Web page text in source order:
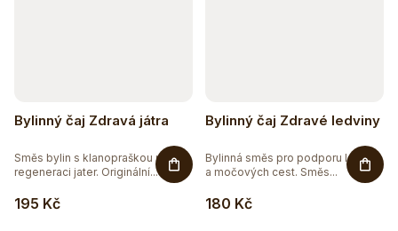
Bylinný čaj Zdravá játra
195 Kč
Směs bylin s klanopraškou pro
regeneraci jater. Originální...
Bylinný čaj Zdravé ledviny
180 Kč
Bylinná směs pro podporu ledvin
a močových cest. Směs...